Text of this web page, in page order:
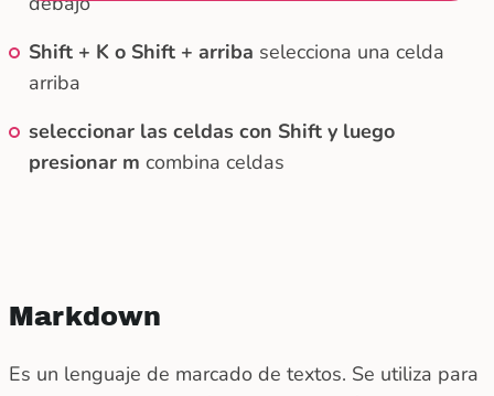
Shift + K o Shift + arriba selecciona una celda
arriba
seleccionar las celdas con Shift y luego
presionar m combina celdas
Markdown
Es un lenguaje de marcado de textos. Se utiliza para